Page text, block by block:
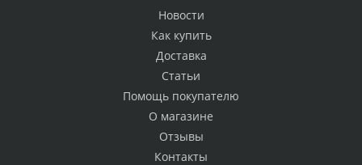
Новости
Как купить
Доставка
Статьи
Помощь покупателю
О магазине
Отзывы
Контакты